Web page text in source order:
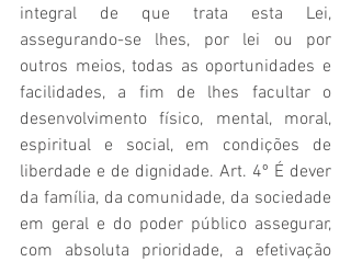
integral de que trata esta Lei,
assegurando-se lhes, por lei ou por
outros meios, todas as oportunidades e
facilidades, a fim de lhes facultar o
desenvolvimento físico, mental, moral,
espiritual e social, em condições de
liberdade e de dignidade. Art. 4º É dever
da família, da comunidade, da sociedade
em geral e do poder público assegurar,
com absoluta prioridade, a efetivação